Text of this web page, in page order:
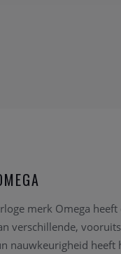
merk Omega
verschillende,
nauwkeurigheid heeft